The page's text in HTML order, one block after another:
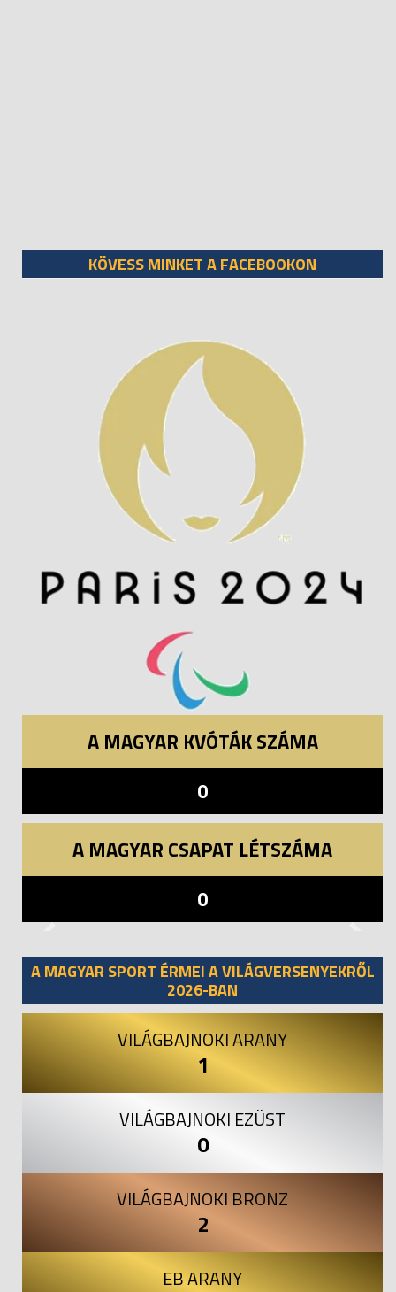
KÖVESS MINKET A FACEBOOKON
A MAGYAR KVÓTÁK SZÁMA
0
A MAGYAR CSAPAT LÉTSZÁMA
0
A MAGYAR SPORT ÉRMEI A VILÁGVERSENYEKRŐL
2026-BAN
VILÁGBAJNOKI ARANY
1
VILÁGBAJNOKI EZÜST
0
VILÁGBAJNOKI BRONZ
2
EB ARANY